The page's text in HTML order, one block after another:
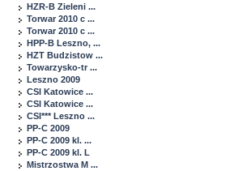
HZR-B Zieleni ...
Torwar 2010 c ...
Torwar 2010 c ...
HPP-B Leszno, ...
HZT Budzistow ...
Towarzysko-tr ...
Leszno 2009
CSI Katowice ...
CSI Katowice ...
CSI*** Leszno ...
PP-C 2009
PP-C 2009 kl. ...
PP-C 2009 kl. L
Mistrzostwa M ...